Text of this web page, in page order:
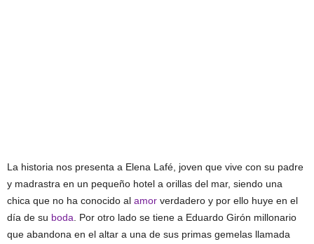
La historia nos presenta a Elena Lafé, joven que vive con su padre
y madrastra en un pequeño hotel a orillas del mar, siendo una
chica que no ha conocido al amor verdadero y por ello huye en el
día de su boda . Por otro lado se tiene a Eduardo Girón millonario
que abandona en el altar a una de sus primas gemelas llamada